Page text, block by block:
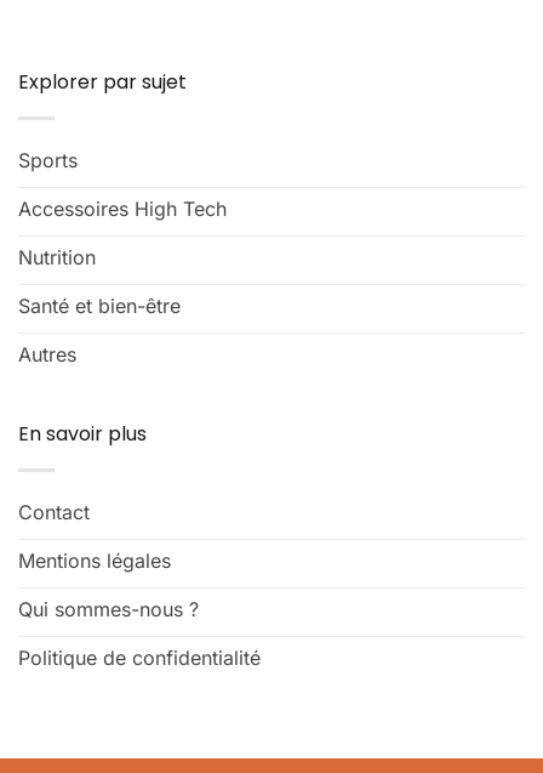
Explorer par sujet
Sports
Accessoires High Tech
Nutrition
Santé et bien-être
Autres
En savoir plus
Contact
Mentions légales
Qui sommes-nous ?
Politique de confidentialité